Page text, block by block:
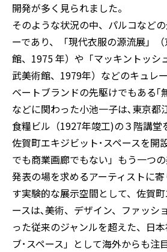
開発が多く見られました。
そのような状況の中、パルコなど
ーであり、「現代衣服の源流展」
館、1975 年）や「マッキントッシ
武美術館、1979年）などのキュレ
ベートブランドの先駆けでもある｢
などに関わった小池一子は､東京都
食糧ビル（1927年竣工)の３階講堂
佐賀町エキジビット･スペースを開
でも商業画廊でもない」もう一つの
発表の場を求めるアーティストに
す実験的な展示空間として、佐賀
ースは､美術、デザイン、ファッシ
った従来のジャンルを超えた、日
ブ･スペース」として海外からも注